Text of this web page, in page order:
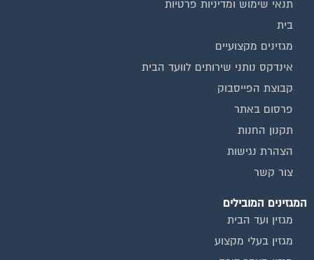
תנאי שימוש ומדיניות פרטיות
בית
מגזינים מקצועיים
אינדקס נותני שירותים לוועד הבית
קבוצת הפייסבוק
פרסום באתר
תקנון החנות
הצהרת נגישות
צור קשר
המגזינים המובילים
מגזין ועד הבית
מגזין בעלי מקצוע